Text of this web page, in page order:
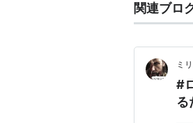
関連ブロ
ミ
#
る